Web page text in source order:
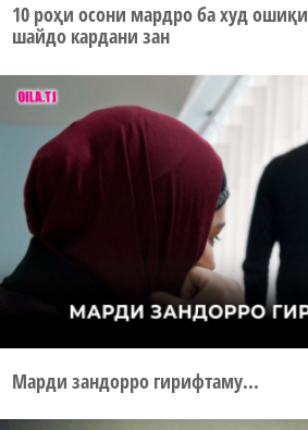
10 роҳи осони мардро ба худ ошиқи
шайдо кардани зан
Марди зандорро гирифтаму...